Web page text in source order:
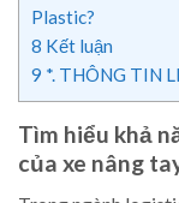
Plastic?
8 Kết luận
9 *. THÔNG TIN
Tìm hiểu khả
của xe nâng